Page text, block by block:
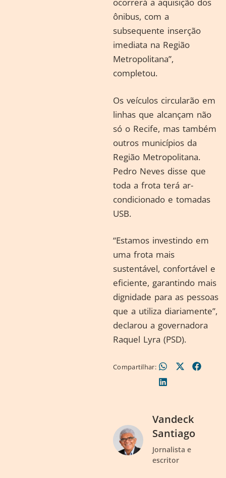
ocorrerá a aquisição dos
ônibus, com a
subsequente inserção
imediata na Região
Metropolitana”,
completou.
Os veículos circularão em
linhas que alcançam não
só o Recife, mas também
outros municípios da
Região Metropolitana.
Pedro Neves disse que
toda a frota terá ar-
condicionado e tomadas
USB.
“Estamos investindo em
uma frota mais
sustentável, confortável e
eficiente, garantindo mais
dignidade para as pessoas
que a utiliza diariamente”,
declarou a governadora
Raquel Lyra (PSD).
Compartilhar:
Vandeck
Santiago
Jornalista e
escritor